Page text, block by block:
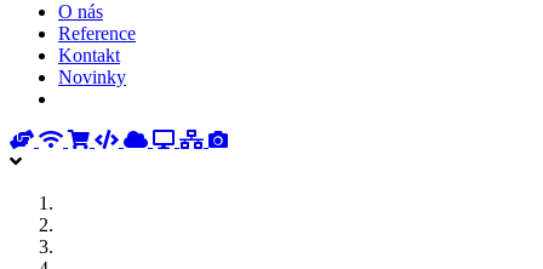
O nás
Reference
Kontakt
Novinky